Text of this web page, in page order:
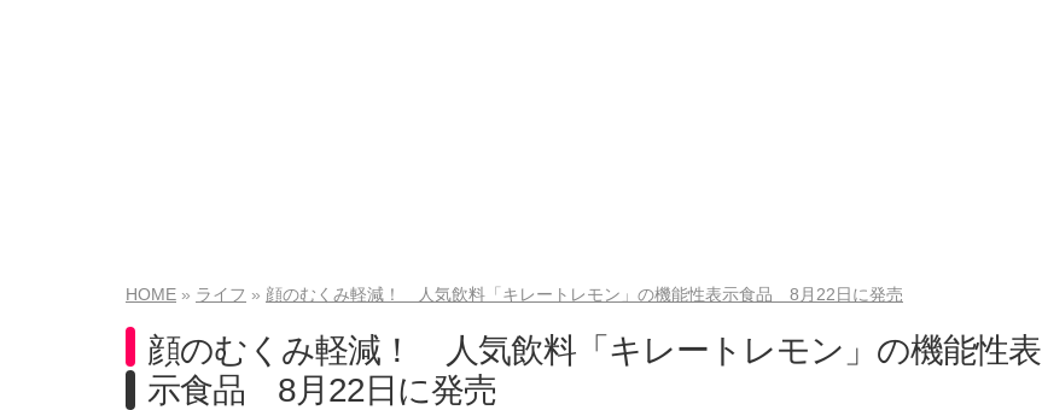
HOME ライフ 顔のむくみ軽減！ 人気飲料「キレートレモン」の機能性表示食品 8月22日に発売
顔のむくみ軽減！ 人気飲料「キレートレモン」の機能性表
示食品 8月22日に発売